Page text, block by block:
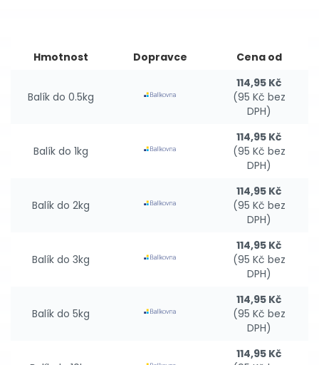
Hmotnost Dopravce Cena od
Balík do 0.5kg
114,95 Kč
(95 Kč bez
DPH)
Balík do 1kg
114,95 Kč
(95 Kč bez
DPH)
Balík do 2kg
114,95 Kč
(95 Kč bez
DPH)
Balík do 3kg
114,95 Kč
(95 Kč bez
DPH)
Balík do 5kg
114,95 Kč
(95 Kč bez
DPH)
114,95 Kč